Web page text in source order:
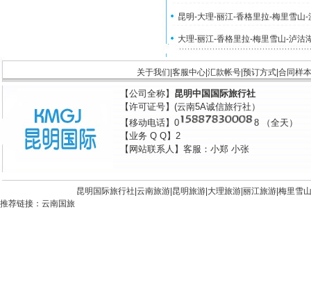
昆明-大理-丽江-香格里拉-梅里雪山
大理-丽江-香格里拉-梅里雪山-泸沽
关于我们 客服中心 汇款帐号 预订方式 合同样本
【公司全称】 昆明中国国际旅行社
【许可证号】(云南5A诚信旅行社）
【移动电话】0
8 （全天）
【业务 Q Q】2
【网站联系人】客服：小郑 小张
昆明国际旅行社| 云南旅游 昆明旅游 大理旅游 丽江旅游 梅里雪山
推荐链接： 云南国旅